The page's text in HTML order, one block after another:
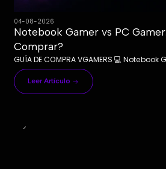
04-08-2026
Notebook Gamer vs PC
Comprar?
GUÍA DE COMPRA VGAMERS 💻 Notebook
Leer Artículo